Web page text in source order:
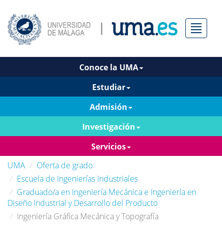
Menú
Conoce la UMA
Estudiar
Admisión
Investigación
Servicios
UMA
Oferta de grado
Escuela de Ingenierías Industriales
Graduado/a en Ingeniería Mecánica e Ingeniería en
Diseño Industrial y Desarrollo del Producto
Ingeniería Gráfica Mecánica y Topografía